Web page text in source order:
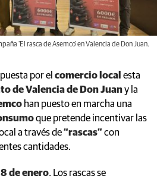
'El rasca de Asemco' en Valencia de Don Juan.
por el comercio local esta
de Valencia de Don Juany la
han puesto en marcha una
que pretende incentivar las
a través de“rascas” con
cantidades.
de enero. Los rascas se